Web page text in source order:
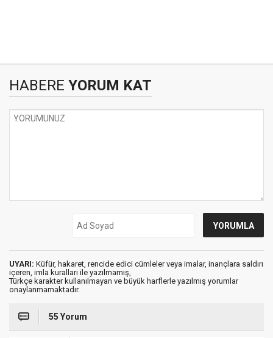
HABERE YORUM KAT
UYARI: Küfür, hakaret, rencide edici cümleler veya imalar, inançlara saldırı
içeren, imla kuralları ile yazılmamış,
Türkçe karakter kullanılmayan ve büyük harflerle yazılmış yorumlar
onaylanmamaktadır.
55 Yorum